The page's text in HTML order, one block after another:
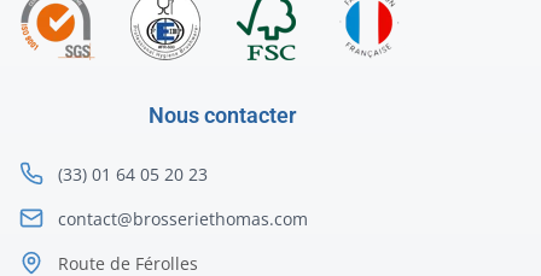
Nous contacter
(33) 01 64 05 20 23
contact@brosseriethomas.com
Route de Férolles